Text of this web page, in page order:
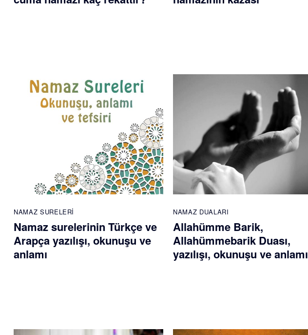
NAMAZ SURELERI
Namaz surelerinin Türkçe ve
Arapça yazılışı, okunuşu ve
anlamı
NAMAZ DUALARI
Allahümme Barik,
Allahümmebarik Duası,
yazılışı, okunuşu ve anlamı